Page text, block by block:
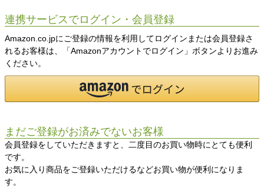
連携サービスでログイン・会員登録
Amazon.co.jpにご登録の情報を利用してログインまたは会員登録さ
れるお客様は、「Amazonアカウントでログイン」ボタンよりお進み
ください。
まだご登録がお済みでないお客様
会員登録をしていただきますと、二度目のお買い物時にとても便利
です。
お気に入り商品をご登録いただけるなどお買い物が便利になりま
す。